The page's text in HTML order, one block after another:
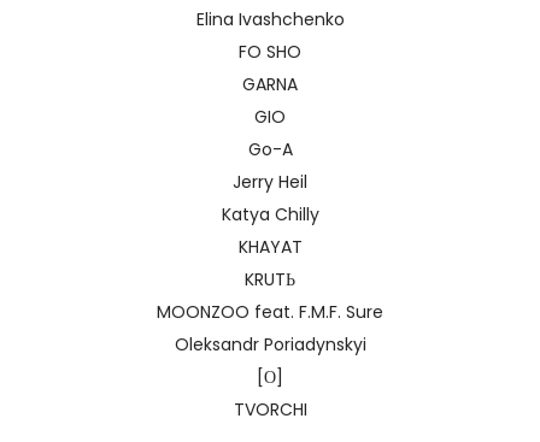
Elina Ivashchenko
FO SHO
GARNA
GIO
Go-A
Jerry Heil
Katya Chilly
KHAYAT
KRUTЬ
MOONZOO feat. F.M.F. Sure
Oleksandr Poriadynskyi
[О]
TVORCHI